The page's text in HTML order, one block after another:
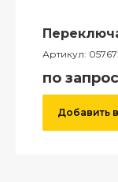
Артикул:
по
Добавить в